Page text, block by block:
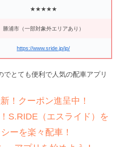
★★★★★
勝浦市（一部対象外エリアあり）
https://www.sride.jp/jp/
でとても便利で人気の配車アプリ
！クーポン進呈中！
S.RIDE（エスライド）を
ーを楽々配車！